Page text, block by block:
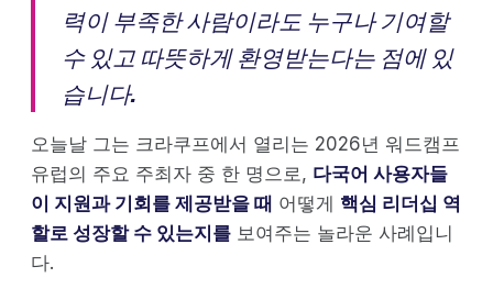
력이 부족한 사람이라도 누구나 기여할
수 있고 따뜻하게 환영받는다는 점에 있
습니다.
오늘날 그는 크라쿠프에서 열리는 2026년 워드캠프
유럽의 주요 주최자 중 한 명으로, 다국어 사용자들
이 지원과 기회를 제공받을 때 어떻게 핵심 리더십 역
할로 성장할 수 있는지를 보여주는 놀라운 사례입니
다.